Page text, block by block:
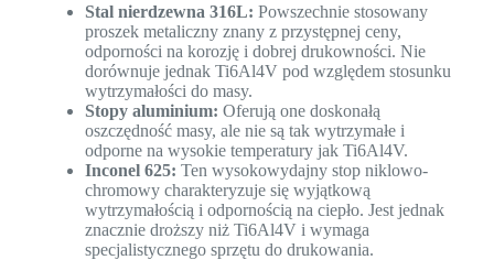
Stal nierdzewna 316L: Powszechnie stosowany
proszek metaliczny znany z przystępnej ceny,
odporności na korozję i dobrej drukowności. Nie
dorównuje jednak Ti6Al4V pod względem stosunku
wytrzymałości do masy.
Stopy aluminium: Oferują one doskonałą
oszczędność masy, ale nie są tak wytrzymałe i
odporne na wysokie temperatury jak Ti6Al4V.
Inconel 625: Ten wysokowydajny stop niklowo-
chromowy charakteryzuje się wyjątkową
wytrzymałością i odpornością na ciepło. Jest jednak
znacznie droższy niż Ti6Al4V i wymaga
specjalistycznego sprzętu do drukowania.